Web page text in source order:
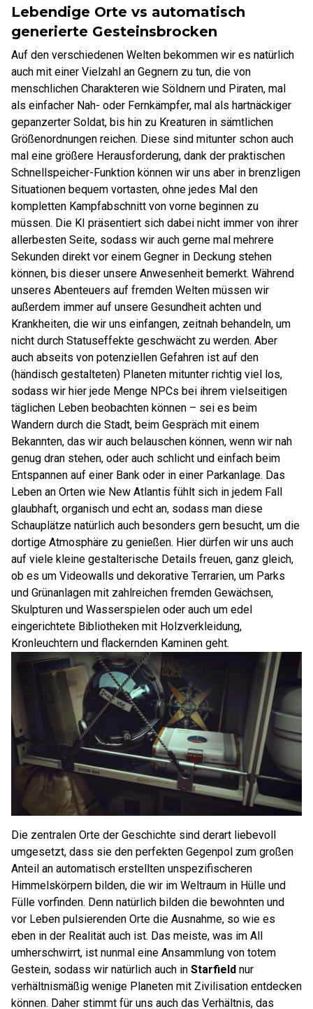
Lebendige Orte vs automatisch
generierte Gesteinsbrocken
Auf den verschiedenen Welten bekommen wir es natürlich
auch mit einer Vielzahl an Gegnern zu tun, die von
menschlichen Charakteren wie Söldnern und Piraten, mal
als einfacher Nah- oder Fernkämpfer, mal als hartnäckiger
gepanzerter Soldat, bis hin zu Kreaturen in sämtlichen
Größenordnungen reichen. Diese sind mitunter schon auch
mal eine größere Herausforderung, dank der praktischen
Schnellspeicher-Funktion können wir uns aber in brenzligen
Situationen bequem vortasten, ohne jedes Mal den
kompletten Kampfabschnitt von vorne beginnen zu
müssen. Die KI präsentiert sich dabei nicht immer von ihrer
allerbesten Seite, sodass wir auch gerne mal mehrere
Sekunden direkt vor einem Gegner in Deckung stehen
können, bis dieser unsere Anwesenheit bemerkt. Während
unseres Abenteuers auf fremden Welten müssen wir
außerdem immer auf unsere Gesundheit achten und
Krankheiten, die wir uns einfangen, zeitnah behandeln, um
nicht durch Statuseffekte geschwächt zu werden. Aber
auch abseits von potenziellen Gefahren ist auf den
(händisch gestalteten) Planeten mitunter richtig viel los,
sodass wir hier jede Menge NPCs bei ihrem vielseitigen
täglichen Leben beobachten können – sei es beim
Wandern durch die Stadt, beim Gespräch mit einem
Bekannten, das wir auch belauschen können, wenn wir nah
genug dran stehen, oder auch schlicht und einfach beim
Entspannen auf einer Bank oder in einer Parkanlage. Das
Leben an Orten wie New Atlantis fühlt sich in jedem Fall
glaubhaft, organisch und echt an, sodass man diese
Schauplätze natürlich auch besonders gern besucht, um die
dortige Atmosphäre zu genießen. Hier dürfen wir uns auch
auf viele kleine gestalterische Details freuen, ganz gleich,
ob es um Videowalls und dekorative Terrarien, um Parks
und Grünanlagen mit zahlreichen fremden Gewächsen,
Skulpturen und Wasserspielen oder auch um edel
eingerichtete Bibliotheken mit Holzverkleidung,
Kronleuchtern und flackernden Kaminen geht.
Die zentralen Orte der Geschichte sind derart liebevoll
umgesetzt, dass sie den perfekten Gegenpol zum großen
Anteil an automatisch erstellten unspezifischeren
Himmelskörpern bilden, die wir im Weltraum in Hülle und
Fülle vorfinden. Denn natürlich bilden die bewohnten und
vor Leben pulsierenden Orte die Ausnahme, so wie es
eben in der Realität auch ist. Das meiste, was im All
umherschwirrt, ist nunmal eine Ansammlung von totem
Gestein, sodass wir natürlich auch in Starfield nur
verhältnismäßig wenige Planeten mit Zivilisation entdecken
können. Daher stimmt für uns auch das Verhältnis, das